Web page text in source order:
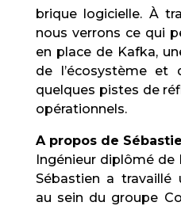
brique logicielle. À
nous verrons ce qui
en place de Kafka,
de l’écosystème et
quelques pistes de
opérationnels.
A propos de
Ingénieur diplômé de
Sébastien a travaillé
au sein du groupe